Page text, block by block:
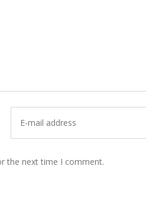
the next time I comment.